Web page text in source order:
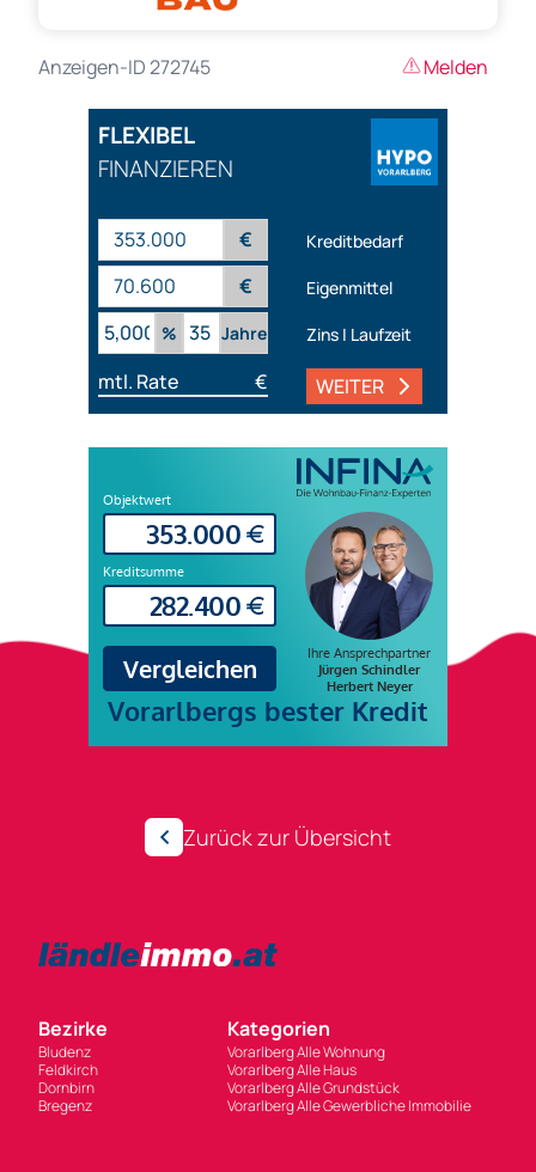
Anzeigen-ID 272745 Melden
FLEXIBEL
FINANZIEREN
€ Kreditbedarf
€
Eigenmittel
%
Jahre Zins | Laufzeit
mtl. Rate € WEITER
Zurück zur Übersicht
Bezirke
Bludenz
Feldkirch
Dornbirn
Bregenz
Kategorien
Vorarlberg Alle Wohnung
Vorarlberg Alle Haus
Vorarlberg Alle Grundstück
Vorarlberg Alle Gewerbliche Immobilie